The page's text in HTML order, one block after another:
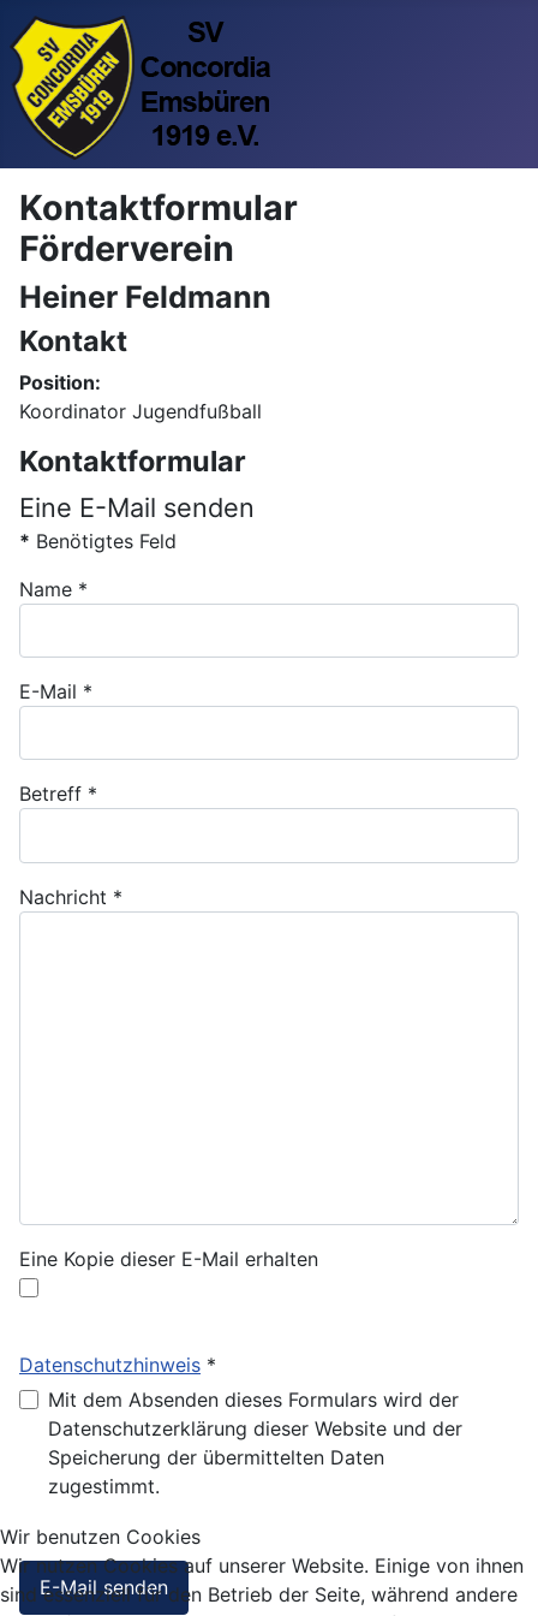
Kontaktformular
Förderverein
Heiner Feldmann
Kontakt
Position:
Koordinator Jugendfußball
Kontaktformular
Eine E-Mail senden
* Benötigtes Feld
Name *
E-Mail *
Betreff *
Nachricht *
Eine Kopie dieser E-Mail erhalten
Datenschutzhinweis *
Datenschutzhinweis
Mit dem Absenden dieses Formulars wird der
Datenschutzerklärung dieser Website und der
Speicherung der übermittelten Daten
zugestimmt.
Captcha *
E-Mail senden
Wir benutzen Cookies
Wir nutzen Cookies auf unserer Website. Einige von ihnen
sind essenziell für den Betrieb der Seite, während andere